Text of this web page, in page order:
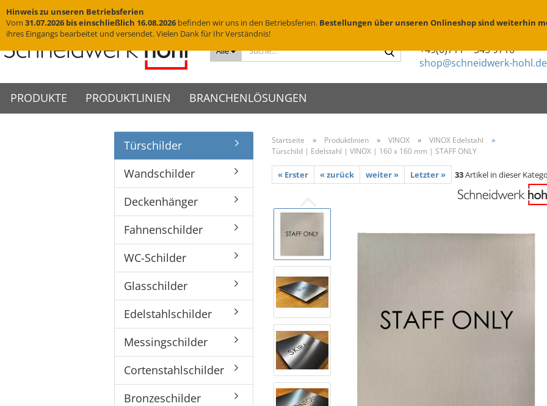
Alle
+49(0)711 – 345 9710
shop@schneidwerk-hohl.de
Hinweis zu unseren Betriebsferien
Vom 31.07.2026 bis einschließlich 16.08.2026 befinden wir uns in den Betriebsferien. Bestellungen über unseren Onlineshop sind weiterhin
ihres Eingangs bearbeitet und versendet. Vielen Dank für Ihr Verständnis!
PRODUKTE
Wandschilder
Fahnenschilder
WC-Schilder
Glasschilder
Edelstahlschilder
Messingschilder
Cortenstahlschilder
Bronzeschilder
Grabschilder
Grabschriften
Metallsprühschablonen
Sprühschablonen Edelstahl
Brennschablonen für Holz
Abstandhalter
Montage &
PRODUKTLINIEN
VIGO Wandschilder - Indoor
Outdoor
VIGO Deckenhänger
VIGO Fahnenschilder
VIGO Zubehör
VINOX Edelstahl
VINOX Messing geschliffen
VINOX Messing brüniert
BRANCHENLÖSUNGEN
Praxisschilder
Firmenschilder
Kanzleischilder
Startseite » Produktlinien » VINOX » VINOX Edelstahl »
Türschild | Edelstahl | VINOX | 160 x 160 mm | STAFF ONLY
« Erster « zurück weiter » Letzter » 33Artikel in dieser
Türschilder
Wandschilder
Deckenhänger
Fahnenschilder
WC-Schilder
Glasschilder
Edelstahlschilder
Messingschilder
Cortenstahlschilder
Bronzeschilder